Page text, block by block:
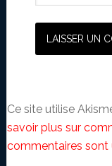
Ce site utilise
savoir plus sur
commentaires sont